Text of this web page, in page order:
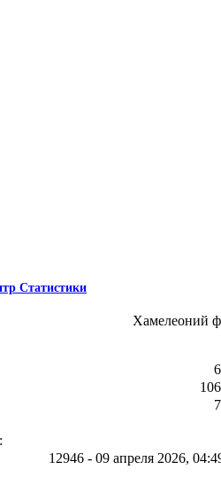
Статистики
Хамелеоний
12946 - 09 апреля 2026,